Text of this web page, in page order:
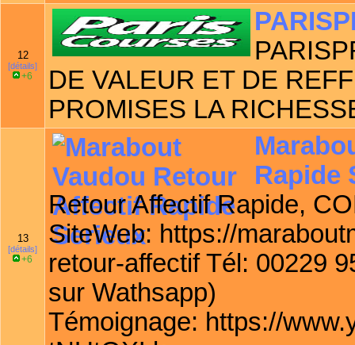
12
[détails]
+6
DE VALEUR ET DE
PROMISES LA
13
[détails]
+6
Rapide
Retour Affectif Rapide,
SiteWeb: https://
retour-affectif Tél: 00229
sur Wathsapp)
Témoignage: https://